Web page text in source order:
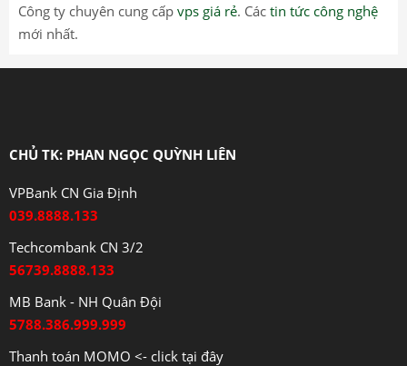
Công ty chuyên cung cấp vps giá rẻ. Các tin tức công nghệ
mới nhất.
CHỦ TK: PHAN NGỌC QUỲNH LIÊN
VPBank CN Gia Định
039.8888.133
Techcombank CN 3/2
56739.8888.133
MB Bank - NH Quân Đội
5788.386.999.999
Thanh toán MOMO <- click tại đây